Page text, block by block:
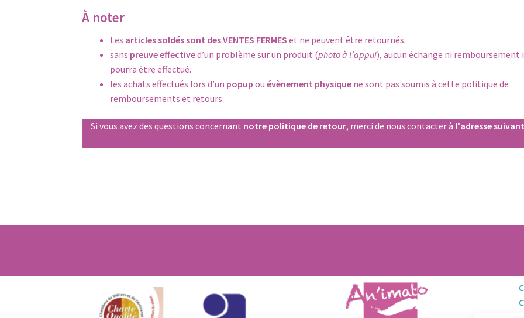
À noter
Les articles soldés sont des VENTES FERMES et ne peuvent être retournés.
sans preuve effectived’un problème sur un produit (photo à l’appui), aucun échange ni remboursement
pourra être effectué.
les achats effectués lors d’un popup ouévènement physique ne sont pas soumis à cette politique de
remboursements et retours.
Si vous avez des questions concernant notre politique de retour, merci de nous contacter à l’adresse